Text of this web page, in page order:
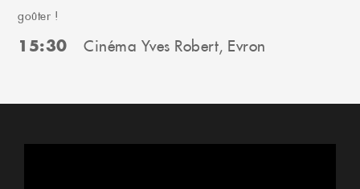
goûter !
15:30 Cinéma Yves Robert, Evron